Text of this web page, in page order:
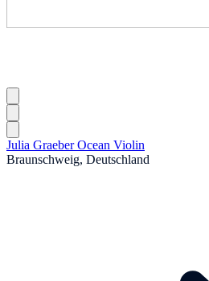
Julia Graeber Ocean Violin
Braunschweig, Deutschland